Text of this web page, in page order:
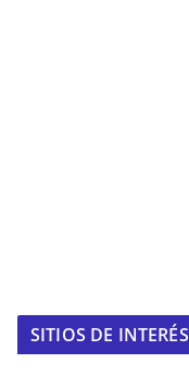
SITIOS DE INTERÉS